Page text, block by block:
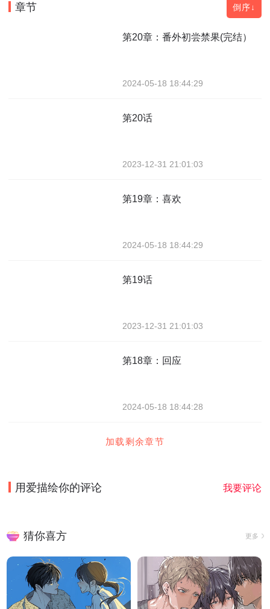
章节 倒序↓
第20章：番外初尝禁果(完结）
2024-05-18 18:44:29
第20话
2023-12-31 21:01:03
第19章：喜欢
2024-05-18 18:44:29
第19话
2023-12-31 21:01:03
第18章：回应
2024-05-18 18:44:28
加载剩余章节
用爱描绘你的评论 我要评论
猜你喜方 更多